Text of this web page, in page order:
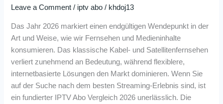
Leave a Comment / iptv abo / khdoj13
Das Jahr 2026 markiert einen endgültigen Wendepunkt in der
Art und Weise, wie wir Fernsehen und Medieninhalte
konsumieren. Das klassische Kabel- und Satellitenfernsehen
verliert zunehmend an Bedeutung, während flexiblere,
internetbasierte Lösungen den Markt dominieren. Wenn Sie
auf der Suche nach dem besten Streaming-Erlebnis sind, ist
ein fundierter IPTV Abo Vergleich 2026 unerlässlich. Die